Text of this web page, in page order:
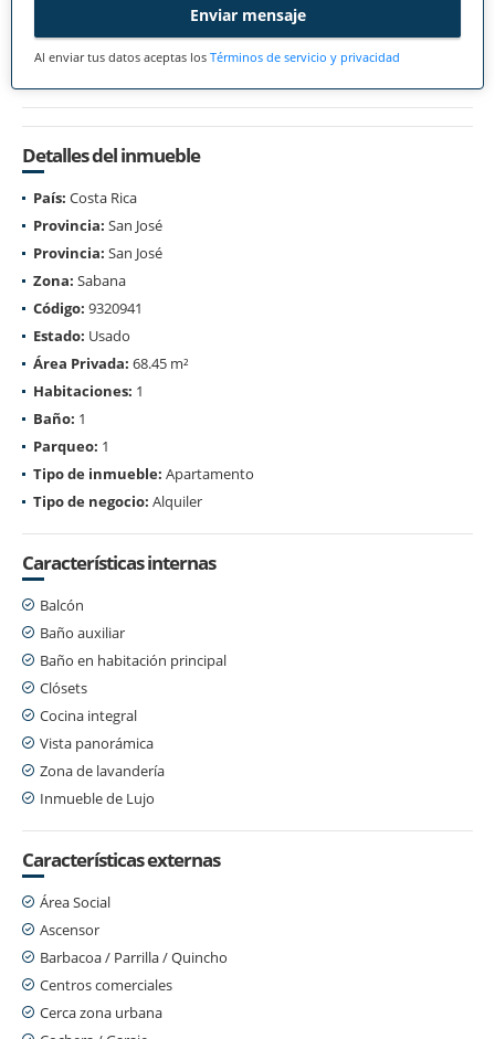
Enviar mensaje
Al enviar tus datos aceptas los Términos de servicio y privacidad
Detalles del inmueble
País: Costa Rica
Provincia: San José
Provincia: San José
Zona: Sabana
Código: 9320941
Estado: Usado
Área Privada: 68.45 m²
Habitaciones: 1
Baño: 1
Parqueo: 1
Tipo de inmueble: Apartamento
Tipo de negocio: Alquiler
Características internas
Balcón
Baño auxiliar
Baño en habitación principal
Clósets
Cocina integral
Vista panorámica
Zona de lavandería
Inmueble de Lujo
Características externas
Área Social
Ascensor
Barbacoa / Parrilla / Quincho
Centros comerciales
Cerca zona urbana